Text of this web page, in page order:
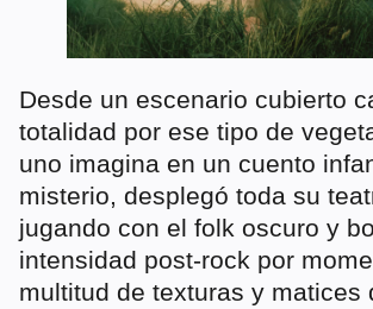
Desde un escenario cubierto
totalidad por ese tipo de
uno imagina en un cuento
misterio, desplegó toda su
jugando con el folk oscuro y
intensidad post-rock por
multitud de texturas y matices